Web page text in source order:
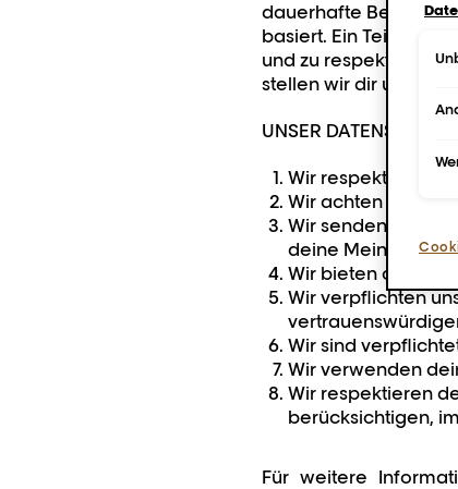
dauerhafte
basiert. Ein Teil
und zu respektieren.
stellen wir dir unten
UNSER
Wir respektieren
Wir achten darauf,
Wir senden dir
deine Meinung
Wir bieten oder
Wir verpflichten
Wir sind
Wir verwenden
Wir respektieren
berücksichtigen,
Für weitere